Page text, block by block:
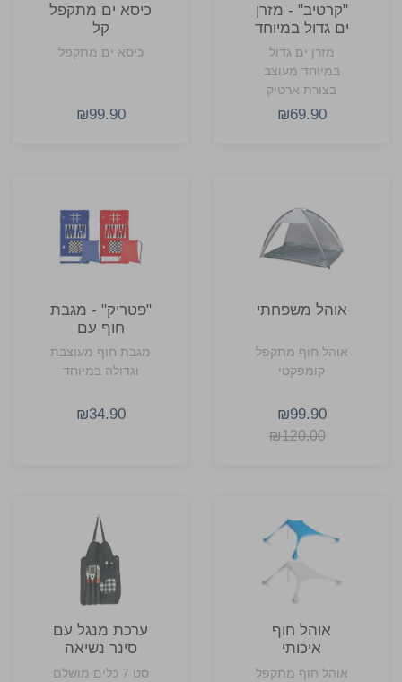
"קרטיב" - מזרן
ים גדול במיוחד
מזרן ים גדול
במיוחד מעוצב
בצורת ארטיק
₪69.90
כיסא ים מתקפל
קל
כיסא ים מתקפל
₪99.90
אוהל משפחתי
אוהל חוף מתקפל
קומפקטי
₪99.90
₪120.00
"פטריק" - מגבת
חוף עם
משחקים
מגבת חוף מעוצבת
וגדולה במיוחד
₪34.90
אוהל חוף
איכותי
אוהל חוף מתקפל
ערכת מנגל עם
סינר נשיאה
סט 7 כלים מושלם